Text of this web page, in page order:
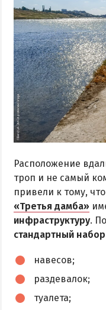
Расположение
троп и не самый
привели к тому,
«Третья дамба»
инфраструктуру.
стандартный набор
навесов;
раздевалок;
туалета;